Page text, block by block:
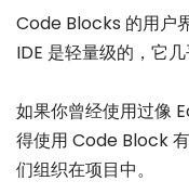
Code Blocks 的用户
IDE 是轻量级的，它
如果你曾经使用过像
得使用 Code Block
们组织在项目中。